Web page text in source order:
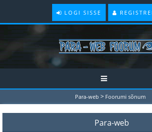
LOGI SISSE
Para-web > Foorumi sõnum
Para-web